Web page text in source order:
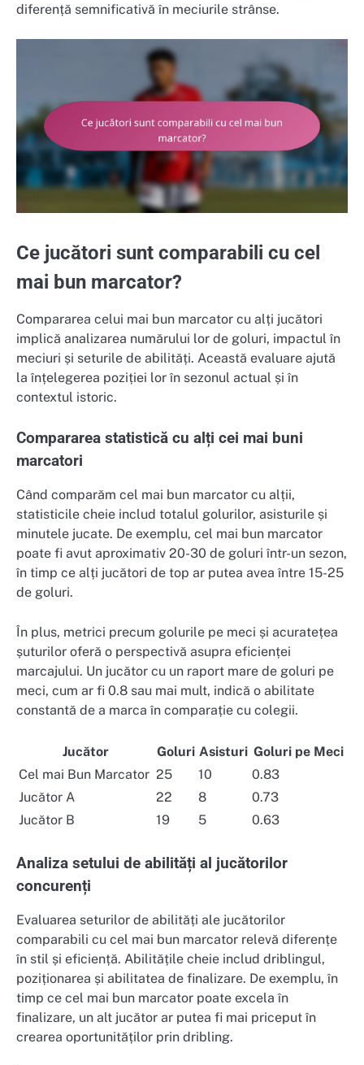
diferență semnificativă în meciurile strânse.
Ce jucători sunt comparabili cu cel
mai bun marcator?
Compararea celui mai bun marcator cu alți jucători
implică analizarea numărului lor de goluri, impactul în
meciuri și seturile de abilități. Această evaluare ajută
la înțelegerea poziției lor în sezonul actual și în
contextul istoric.
Compararea statistică cu alți cei mai buni
marcatori
Când comparăm cel mai bun marcator cu alții,
statisticile cheie includ totalul golurilor, asisturile și
minutele jucate. De exemplu, cel mai bun marcator
poate fi avut aproximativ 20-30 de goluri într-un sezon,
în timp ce alți jucători de top ar putea avea între 15-25
de goluri.
În plus, metrici precum golurile pe meci și acuratețea
șuturilor oferă o perspectivă asupra eficienței
marcajului. Un jucător cu un raport mare de goluri pe
meci, cum ar fi 0.8 sau mai mult, indică o abilitate
constantă de a marca în comparație cu colegii.
Jucător Goluri Asisturi Goluri pe Meci
Cel mai Bun Marcator 25 10
0.83
Jucător A
22 8
0.73
Jucător B
19 5 0.63
Analiza setului de abilități al jucătorilor
concurenți
Evaluarea seturilor de abilități ale jucătorilor
comparabili cu cel mai bun marcator relevă diferențe
în stil și eficiență. Abilitățile cheie includ driblingul,
poziționarea și abilitatea de finalizare. De exemplu, în
timp ce cel mai bun marcator poate excela în
finalizare, un alt jucător ar putea fi mai priceput în
crearea oportunităților prin dribling.